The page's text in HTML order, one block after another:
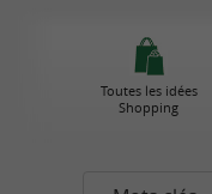
Toutes les idées
Shopping